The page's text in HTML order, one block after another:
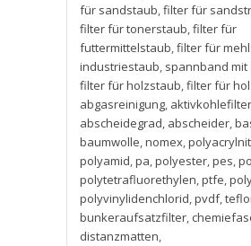
für sandstaub,filter für
filter für tonerstaub,filter für
futtermittelstaub,filter für
industriestaub, spannband
filter für holzstaub,filter für
abgasreinigung,
abscheidegrad, abscheider,
baumwolle,nomex,
polyamid,pa,polyester,pes,
polytetrafluorethylen,ptfe,
polyvinylidenchlorid,pvdf,
bunkeraufsatzfilter,
distanzmatten,